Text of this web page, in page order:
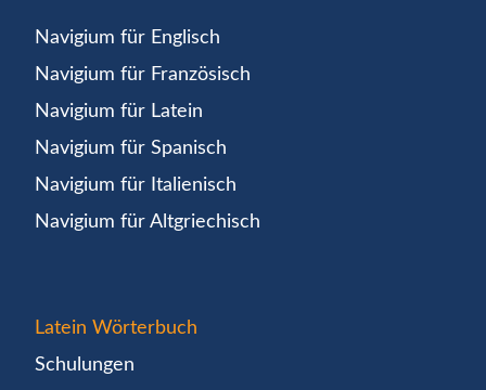
Navigium für Englisch
Navigium für Französisch
Navigium für Latein
Navigium für Spanisch
Navigium für Italienisch
Navigium für Altgriechisch
Latein Wörterbuch
Schulungen